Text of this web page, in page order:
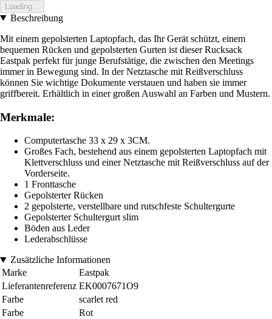
Loading...
Beschreibung
Mit einem gepolsterten Laptopfach, das Ihr Gerät schützt, einem
bequemen Rücken und gepolsterten Gurten ist dieser Rucksack
Eastpak perfekt für junge Berufstätige, die zwischen den Meetings
immer in Bewegung sind. In der Netztasche mit Reißverschluss
können Sie wichtige Dokumente verstauen und haben sie immer
griffbereit. Erhältlich in einer großen Auswahl an Farben und Mustern.
Merkmale:
Computertasche 33 x 29 x 3CM.
Großes Fach, bestehend aus einem gepolsterten Laptopfach mit
Klettverschluss und einer Netztasche mit Reißverschluss auf der
Vorderseite.
1 Fronttasche
Gepolsterter Rücken
2 gepolsterte, verstellbare und rutschfeste Schultergurte
Gepolsterter Schultergurt slim
Böden aus Leder
Lederabschlüsse
Zusätzliche Informationen
Marke
Eastpak
Lieferantenreferenz EK0007671O9
Farbe
scarlet red
Farbe
Rot